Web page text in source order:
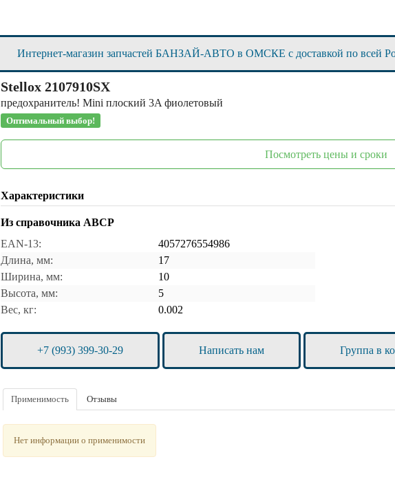
Интернет-магазин запчастей БАНЗАЙ-АВТО в ОМСКЕ с доставкой по всей
Stellox 2107910SX
предохранитель! Mini плоский 3A фиолетовый
Оптимальный выбор!
Посмотреть цены и сроки
Характеристики
Из справочника ABCP
EAN-13:
4057276554986
Длина, мм:
17
Ширина, мм:
10
Высота, мм:
5
Вес, кг:
0.002
+7 (993) 399-30-29 Написать нам Группа в
Применимость Отзывы
Нет информации о применимости